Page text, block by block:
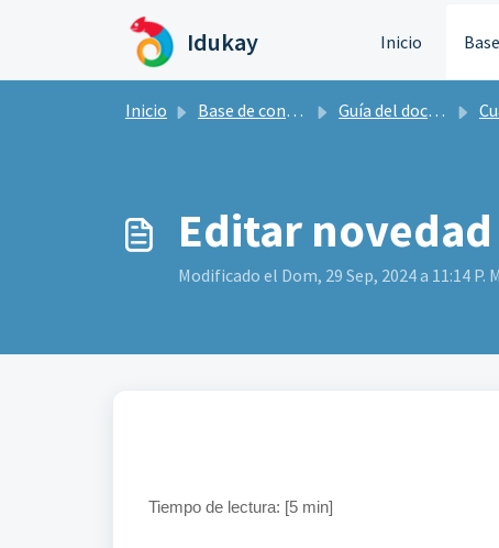
Idukay Inicio
Inicio Base de conocimientos Guía del docente Idukay
Editar
Modificado el Dom, 29 Sep, 2024 a 11:14 P.
Tiempo de lectura: [5 min]